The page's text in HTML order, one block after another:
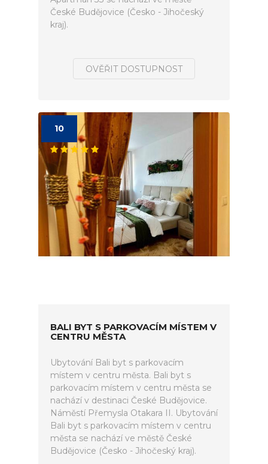
České Budějovice (Česko - Jihočeský
kraj).
OVĚŘIT DOSTUPNOST
10
BALI BYT S PARKOVACÍM MÍSTEM V
CENTRU MĚSTA
Ubytování Bali byt s parkovacím
místem v centru města. Bali byt s
parkovacím místem v centru města se
nachází v destinaci České Budějovice.
Náměstí Přemysla Otakara II. Ubytování
Bali byt s parkovacím místem v centru
města se nachází ve městě České
Budějovice (Česko - Jihočeský kraj).